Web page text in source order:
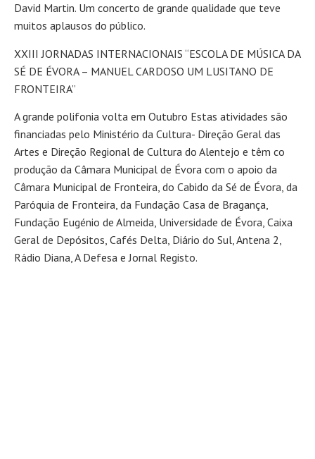
David Martin. Um concerto de grande qualidade que teve
muitos aplausos do público.
XXIII JORNADAS INTERNACIONAIS “ESCOLA DE MÚSICA DA
SÉ DE ÉVORA – MANUEL CARDOSO UM LUSITANO DE
FRONTEIRA”
A grande polifonia volta em Outubro Estas atividades são
financiadas pelo Ministério da Cultura- Direção Geral das
Artes e Direção Regional de Cultura do Alentejo e têm co
produção da Câmara Municipal de Évora com o apoio da
Câmara Municipal de Fronteira, do Cabido da Sé de Évora, da
Paróquia de Fronteira, da Fundação Casa de Bragança,
Fundação Eugénio de Almeida, Universidade de Évora, Caixa
Geral de Depósitos, Cafés Delta, Diário do Sul, Antena 2,
Rádio Diana, A Defesa e Jornal Registo.